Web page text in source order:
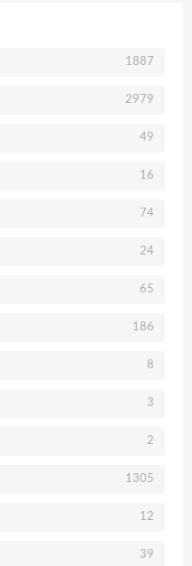
1887
2979
49
16
74
24
65
186
8
3
2
1305
12
39